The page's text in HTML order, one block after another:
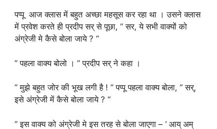
पप्पू आज क्लास में बहुत अच्छा महसूस कर रहा था । उसने क्लास
में प्रवेश करते ही प्रदीप सर् से पूछा, ” सर, ये सभी वाक्यों को
अंग्रेजी मे कैसे बोला जाये ? “
” पहला वाक्य बोलो । ” प्रदीप सर् ने कहा ।
” मुझे बहुत जोर की भूख लगी है ! ” पप्पू पहला वाक्य बोला, ” सर्,
इसे अंग्रेजी में कैसे बोला जाये ? “
” इस वाक्य को अंग्रेजी मे इस तरह से बोला जाएगा – ‘ आय् अम्